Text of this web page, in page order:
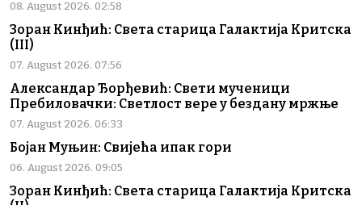
08. August 2026. 02:58
Зоран Кинђић: Света старица Галактија Критска
(III)
07. August 2026. 07:56
Александар Ђорђевић: Свети мученици
Пребиловачки: Светлост вере у бездану мржње
07. August 2026. 06:33
Бојан Муњин: Свијећа ипак гори
06. August 2026. 09:05
Зоран Кинђић: Света старица Галактија Критска